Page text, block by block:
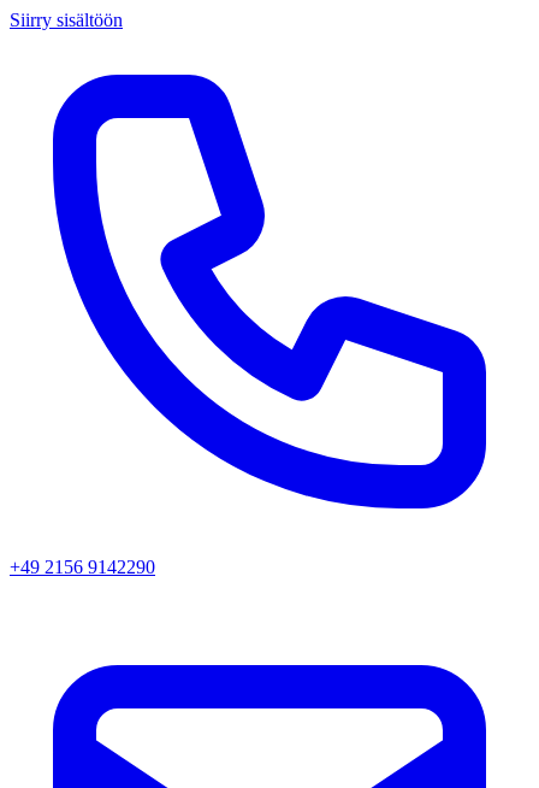
Siirry sisältöön
+49 2156 9142290